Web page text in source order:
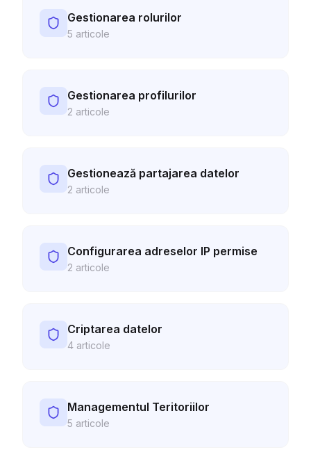
Gestionarea rolurilor
5 articole
Gestionarea profilurilor
2 articole
Gestionează partajarea datelor
2 articole
Configurarea adreselor IP permise
2 articole
Criptarea datelor
4 articole
Managementul Teritoriilor
5 articole